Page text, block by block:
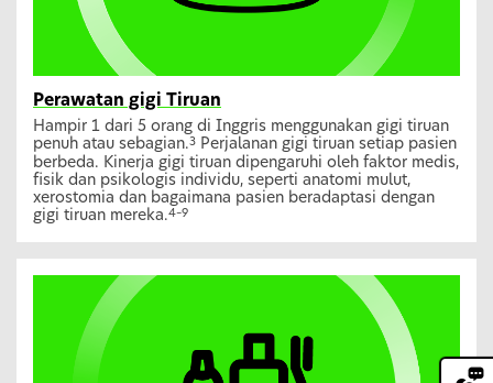
Perawatan gigi Tiruan
Hampir 1 dari 5 orang di Inggris menggunakan gigi tiruan
penuh atau sebagian.3 Perjalanan gigi tiruan setiap pasien
berbeda. Kinerja gigi tiruan dipengaruhi oleh faktor medis,
fisik dan psikologis individu, seperti anatomi mulut,
xerostomia dan bagaimana pasien beradaptasi dengan
gigi tiruan mereka.4–9